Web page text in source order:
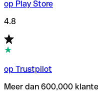
op Play Store
4.8
op Trustpilot
Meer dan 600,000